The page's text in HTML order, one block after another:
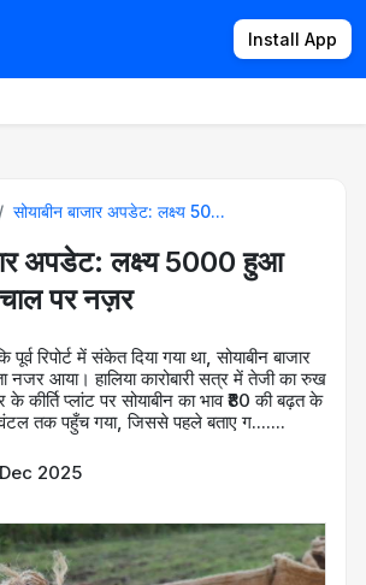
Install App
सोयाबीन बाजार अपडेट: लक्ष्य 50...
अपडेट: लक्ष्य 5000 हुआ
पर नज़र
पूर्व रिपोर्ट में संकेत दिया गया था, सोयाबीन बाजार
नजर आया। हालिया कारोबारी सत्र में तेजी का रुख
के कीर्ति प्लांट पर सोयाबीन का भाव ₹80 की बढ़त के
तक पहुँच गया, जिससे पहले बताए ग.......
2025